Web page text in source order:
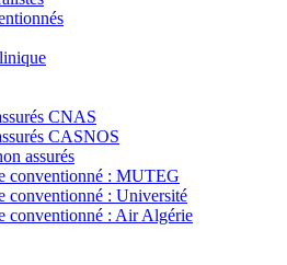
CNAS
CASNOS
assurés
conventionné : MUTEG
conventionné : Université
conventionné : Air Algérie